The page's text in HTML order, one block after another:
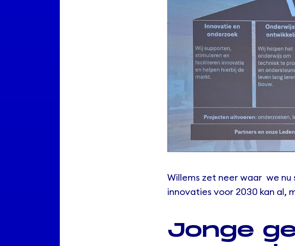
Willems zet neer waar we nu
innovaties voor 2030 kan al,
Jonge